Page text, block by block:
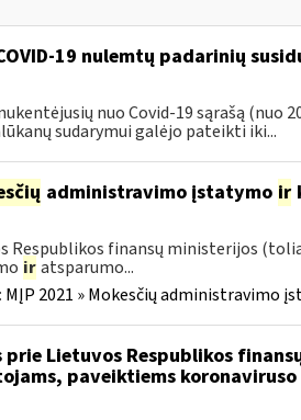
19 nulemtų padarinių
nuo Covid-19 sąrašą (nuo
sudarymui galėjo pateikti iki...
administravimo įstatymo ir
Respublikos finansų ministerijos
ir atsparumo...
MĮP 2021 » Mokesčių administravimo
Lietuvos Respublikos
paveiktiems koronaviruso